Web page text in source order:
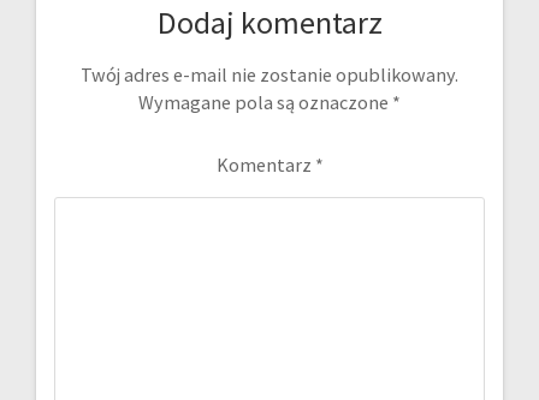
Dodaj komentarz
Twój adres e-mail nie zostanie opublikowany.
Wymagane pola są oznaczone *
Komentarz *